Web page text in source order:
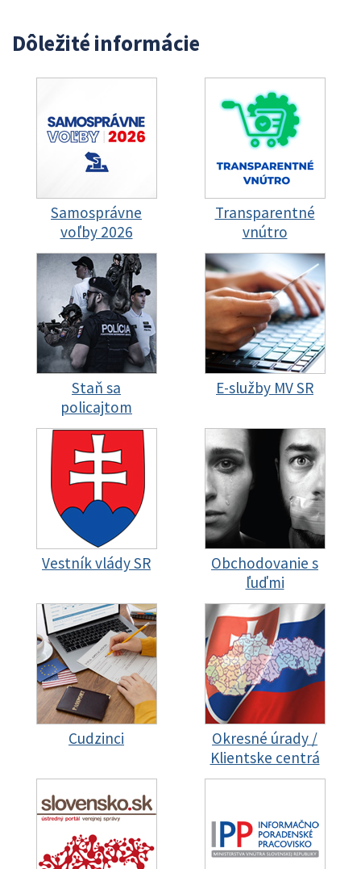
Dôležité informácie
Samosprávne
voľby 2026
Transparentné
vnútro
Staň sa
policajtom
E-služby MV SR
Vestník vlády SR
Obchodovanie s
ľuďmi
Cudzinci
Okresné úrady /
Klientske centrá